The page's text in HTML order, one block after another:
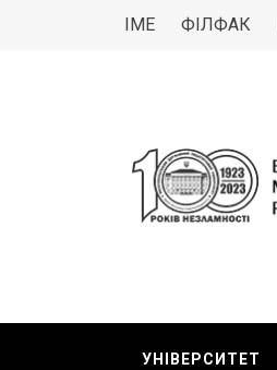
ІМЕ ФІЛФАК
МДПУ
УНІВЕРСИТЕТ